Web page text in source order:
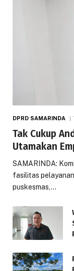
DPRD SAMARINDA
Tak Cukup
Utamakan
SAMARINDA:
fasilitas
puskesmas,…